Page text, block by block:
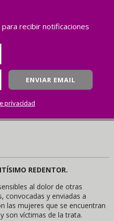
recibir notificaciones
privacidad
REDENTOR.
al dolor de otras
convocadas y enviadas a
las mujeres que se encuentran
son víctimas de la trata.